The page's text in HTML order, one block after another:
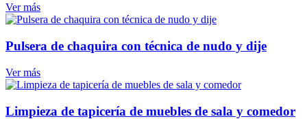
Ver más
Pulsera de chaquira con técnica de nudo y dije
Ver más
Limpieza de tapicería de muebles de sala y comedor